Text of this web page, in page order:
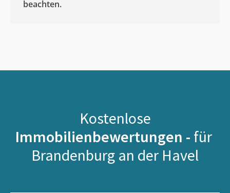
beachten.
Kostenlose
Immobilienbewertungen - für
Brandenburg an der Havel